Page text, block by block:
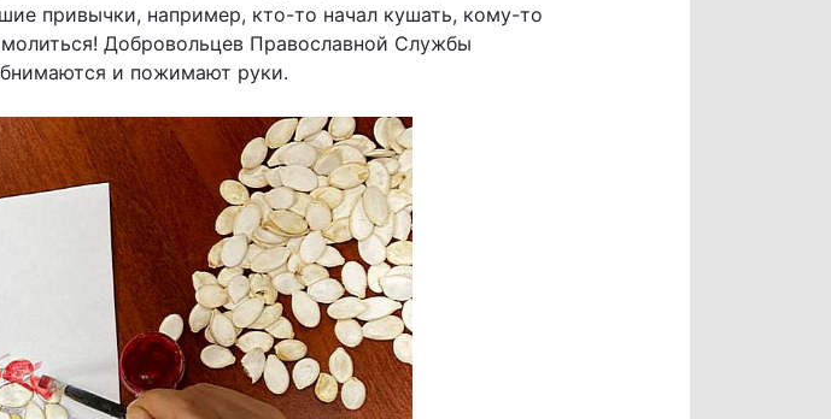
привычки, например, кто-то начал кушать, кому-то
Добровольцев Православной Службы
и пожимают руки.